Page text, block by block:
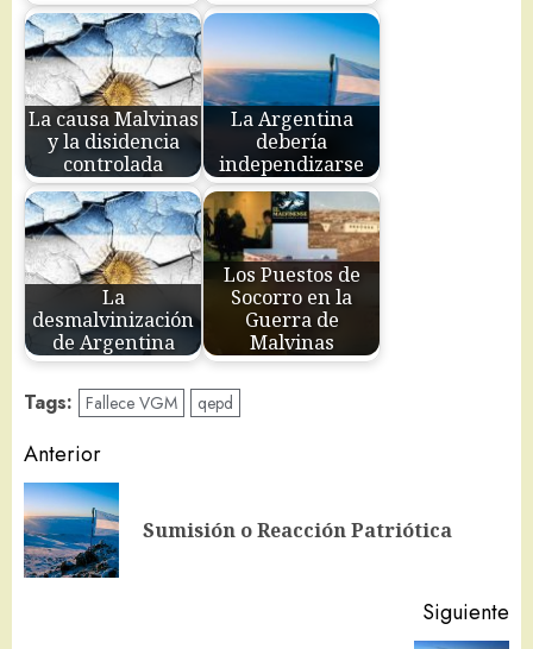
La causa Malvinas
y la disidencia
controlada
La Argentina
debería
independizarse
La
desmalvinización
de Argentina
Los Puestos de
Socorro en la
Guerra de
Malvinas
Tags: Fallece VGM qepd
Navegación
de
entradas
Anterior
Sumisión o Reacción Patriótica
Siguiente